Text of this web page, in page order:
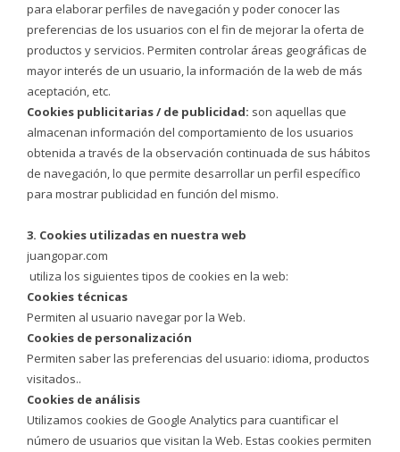
para elaborar perfiles de navegación y poder conocer las
preferencias de los usuarios con el fin de mejorar la oferta de
productos y servicios. Permiten controlar áreas geográficas de
mayor interés de un usuario, la información de la web de más
aceptación, etc.
Cookies publicitarias / de publicidad: son aquellas que
almacenan información del comportamiento de los usuarios
obtenida a través de la observación continuada de sus hábitos
de navegación, lo que permite desarrollar un perfil específico
para mostrar publicidad en función del mismo.
3. Cookies utilizadas en nuestra web
juangopar.com
utiliza los siguientes tipos de cookies en la web:
Cookies técnicas
Permiten al usuario navegar por la Web.
Cookies de personalización
Permiten saber las preferencias del usuario: idioma, productos
visitados..
Cookies de análisis
Utilizamos cookies de Google Analytics para cuantificar el
número de usuarios que visitan la Web. Estas cookies permiten